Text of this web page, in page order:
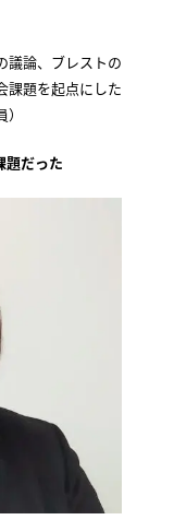
議論、ブレストの
課題を起点にした
題だった